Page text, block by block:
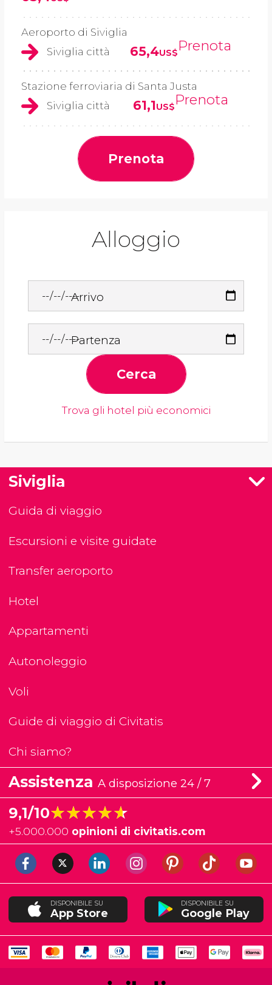
Aeroporto di Siviglia
Siviglia città
65,4US$Prenota
Stazione ferroviaria di Santa Justa
Siviglia città
61,1US$Prenota
Prenota
Alloggio
Arrivo
Partenza
Cerca
Trova gli hotel più economici
Siviglia
Guida di viaggio
Escursioni e visite guidate
Transfer aeroporto
Hotel
Appartamenti
Autonoleggio
Voli
Guide di viaggio di Civitatis
Chi siamo?
Assistenza A disposizione 24 / 7
9,1/10★★★★★
★★★★★
+5.000.000 opinioni di civitatis.com
DISPONIBILE SU
App Store
DISPONIBILE SU
Google Play